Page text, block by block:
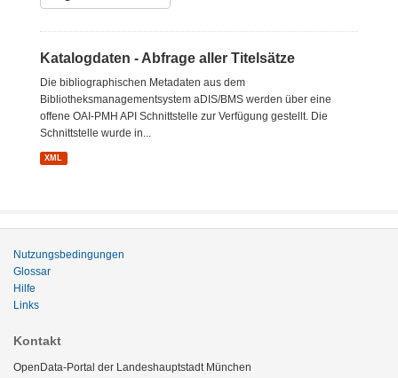
Katalogdaten - Abfrage aller Titelsätze
Die bibliographischen Metadaten aus dem
Bibliotheksmanagementsystem aDIS/BMS werden über eine
offene OAI-PMH API Schnittstelle zur Verfügung gestellt. Die
Schnittstelle wurde in...
XML
Nutzungsbedingungen
Glossar
Hilfe
Links
Kontakt
OpenData-Portal der Landeshauptstadt München